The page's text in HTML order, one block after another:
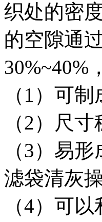
织处的密
的空隙通
30%~40%
（1）可
（2）尺
（3）易
滤袋清灰
（4）可